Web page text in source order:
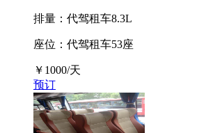
排量：代驾租车8.3L
座位：代驾租车53座
￥ 1000/天
预订